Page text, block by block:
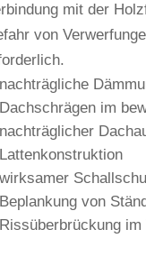
mit der
von
nach­träg­liche
Dach­schrägen im
nach­träg­li­cher
Lattenkonstruktion
wirk­samer
Beplan­kung von
Riss­über­brü­ckung